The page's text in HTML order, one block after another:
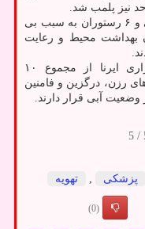
وی افزود: در یک هفته گذشته ۱۲ نانوایی و ۶ رستوران به سبب بی
بهداشت محیط و رعایت
به گزارش سلامت به نقل از خبرگزاری ایرنا از مجموع ۱۰
رزن، درگزین و فامنین
آبی قرار دارند.
/ 5
پزشكی , تهویه
(0)